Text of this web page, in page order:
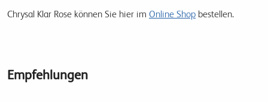
Chrysal Klar Rose können Sie hier im Online Shop bestellen.
Empfehlungen